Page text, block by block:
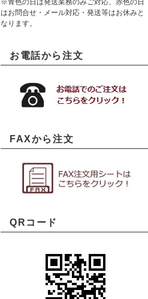
※青色の日は発送業務のみご対応、赤色の日
はお問合せ・メール対応・発送等はお休みと
なります。
お電話から注文
FAXから注文
QRコード